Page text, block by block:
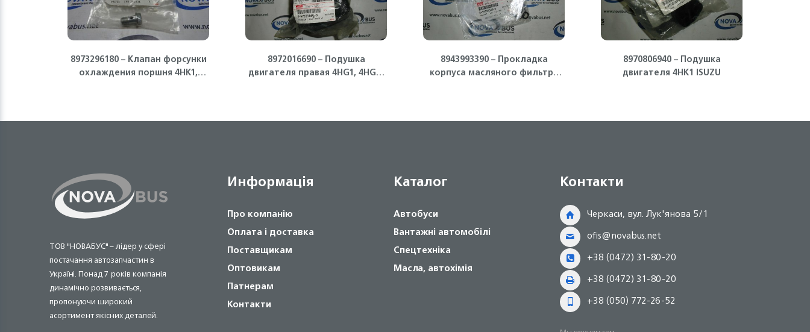
8973296180 – Клапан форсунки
охлаждения поршня 4HK1,
8972016690 – Подушка
двигателя правая 4HG1, 4HG1-
8943993390 – Прокладка
корпуса масляного фильтра
8970806940 – Подушка
двигателя 4HK1 ISUZU
ТОВ "НОВАБУС" – лідер у сфері
постачання автозапчастин в
Україні. Понад 7 років компанія
динамічно розвивається,
пропонуючи широкий
асортимент якісних деталей.
Информація
Про компанію
Оплата і доставка
Поставщикам
Оптовикам
Патнерам
Контакти
Каталог
Автобуси
Вантажні автомобілі
Спецтехніка
Масла, автохімія
Контакти
Черкаси, вул. Лук'янова 5/1
ofis@novabus.net
+38 (0472) 31-80-20
+38 (0472) 31-80-20
+38 (050) 772-26-52